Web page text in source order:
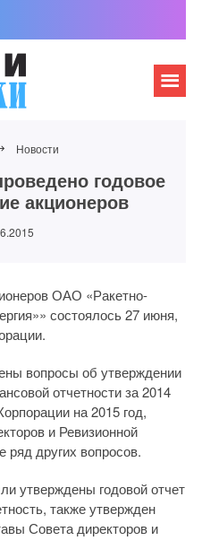
Новости
годовое
акционеров
ОАО «Ракетно-
состоялось 27 июня,
вопросы об утверждении
отчетности за 2014
на 2015 год,
и Ревизионной
ряд других вопросов.
утверждены годовой отчет
также утвержден
Совета директоров и